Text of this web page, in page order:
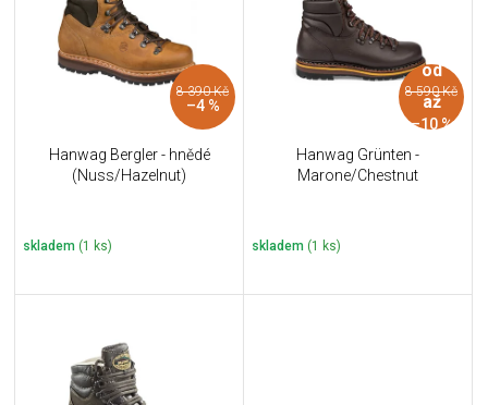
8 390 Kč
–4 %
Hanwag Bergler - hnědé
(Nuss/Hazelnut)
skladem (1 ks)
od
8 590 Kč
až
–10 %
Hanwag Grünten -
Marone/Chestnut
skladem (1 ks)